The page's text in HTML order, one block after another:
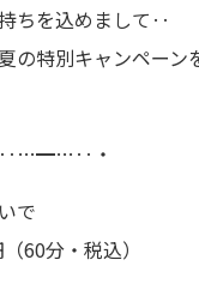
ちを込めまして‥
の特別キャンペーン
・
で
60分・税込）